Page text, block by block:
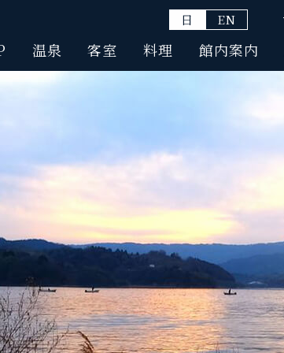
日 EN
温泉 客室 料理 館内案内